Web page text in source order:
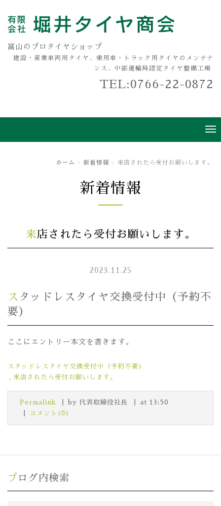
富山のプロタイヤショップ
建設・産業車両用タイヤ、乗用車・トラック用タイヤのメンテナ
ンス、中部運輸局認定タイヤ整備工場
TEL:0766-22-0872
ホーム 新着情報 来店されたら受付お願いします。
新着情報
来店されたら受付お願いします。
2023.11.25
スタッドレスタイヤ交換受付中（予約不
要）
ここにエントリー本文を書きます。
スタッドレスタイヤ交換受付中（予約不要)
来店されたら受付お願いします。
Permalink by 代表取締役社長
at 13:50
コメント(0)
ブログ内検索